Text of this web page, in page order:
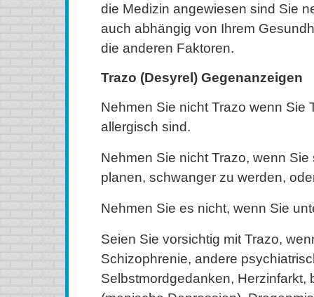
die Medizin angewiesen sind Sie
auch abhängig von Ihrem
die anderen Faktoren.
Trazo (Desyrel) Gegenanzeigen
Nehmen Sie nicht Trazo wenn Sie
allergisch sind.
Nehmen Sie nicht Trazo, wenn
planen, schwanger zu werden,
Nehmen Sie es nicht, wenn Sie
Seien Sie vorsichtig mit Trazo,
Schizophrenie, andere
Selbstmordgedanken, Herzinfarkt,